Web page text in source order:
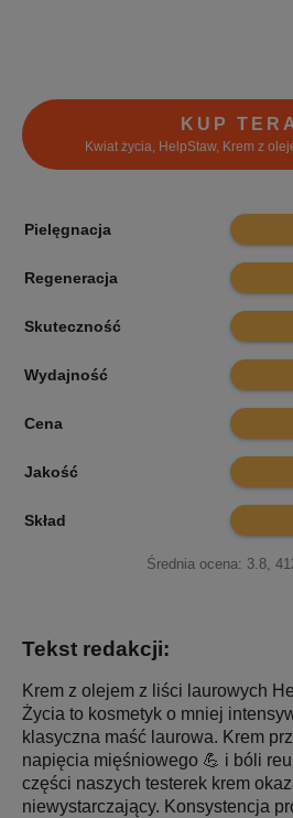
KUP
Kwiat życia, HelpStaw, Krem z
Pielęgnacja 7.9
Regeneracja 7.8
Skuteczność 7.5
Wydajność 7.5
Cena 7.5
Jakość 7.4
Skład 7.6
Średnia ocena: 3.8,
Tekst redakcji:
Krem z olejem z liści laurowych
Życia to kosmetyk o mniej
klasyczna maść laurowa. Krem
napięcia mięśniowego 💪 i bóli
części naszych testerek krem
niewystarczający. Konsystencja